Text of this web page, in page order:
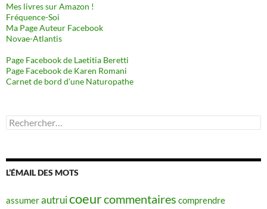
Mes livres sur Amazon !
Fréquence-Soi
Ma Page Auteur Facebook
Novae-Atlantis
Page Facebook de Laetitia Beretti
Page Facebook de Karen Romani
Carnet de bord d’une Naturopathe
Rechercher :
L’ÉMAIL DES MOTS
assumerautruicoeurcommentaires comprendre